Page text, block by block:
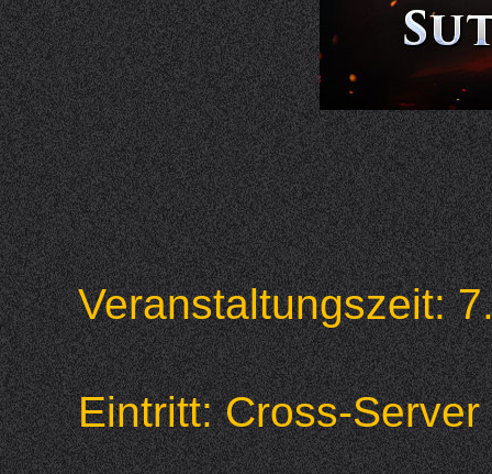
Veranstaltungszeit:
Eintritt: Cross-